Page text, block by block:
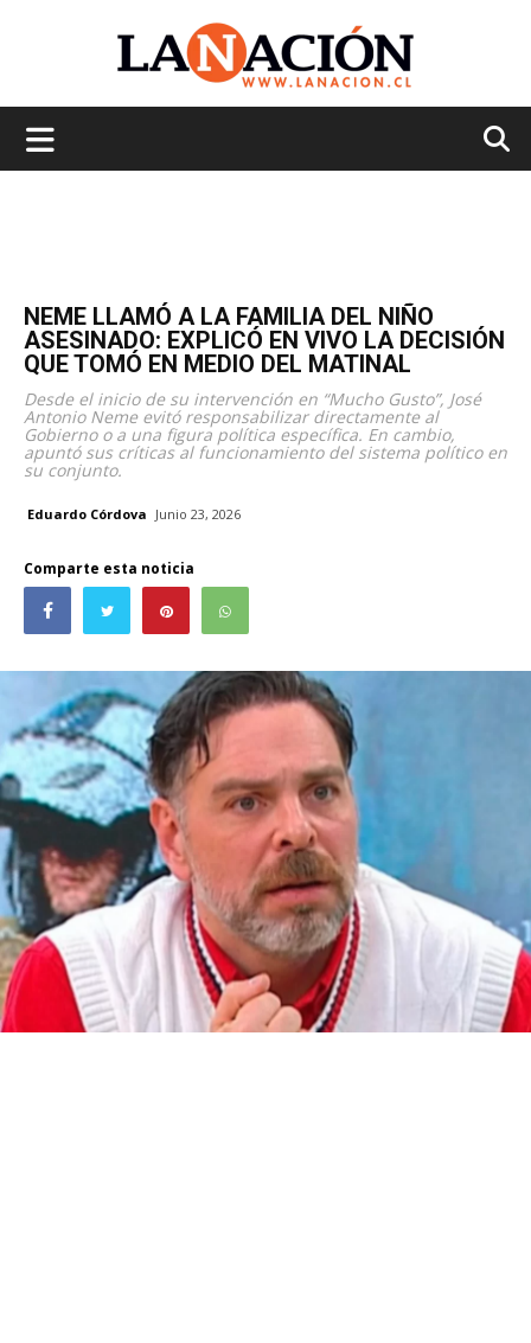
NEME LLAMÓ A LA FAMILIA DEL NIÑO
ASESINADO: EXPLICÓ EN VIVO LA DECISIÓN
QUE TOMÓ EN MEDIO DEL MATINAL
Desde el inicio de su intervención en “Mucho Gusto”, José
Antonio Neme evitó responsabilizar directamente al
Gobierno o a una figura política específica. En cambio,
apuntó sus críticas al funcionamiento del sistema político en
su conjunto.
Eduardo Córdova Junio 23, 2026
Comparte esta noticia